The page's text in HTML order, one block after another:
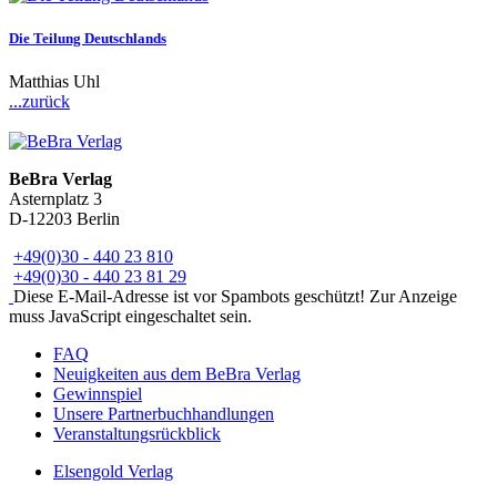
Die Teilung Deutschlands
Matthias Uhl
...zurück
BeBra Verlag
Asternplatz 3
D-12203 Berlin
+49(0)30 - 440 23 810
+49(0)30 - 440 23 81 29
Diese E-Mail-Adresse ist vor Spambots geschützt! Zur Anzeige
muss JavaScript eingeschaltet sein.
FAQ
Neuigkeiten aus dem BeBra Verlag
Gewinnspiel
Unsere Partnerbuchhandlungen
Veranstaltungsrückblick
Elsengold Verlag